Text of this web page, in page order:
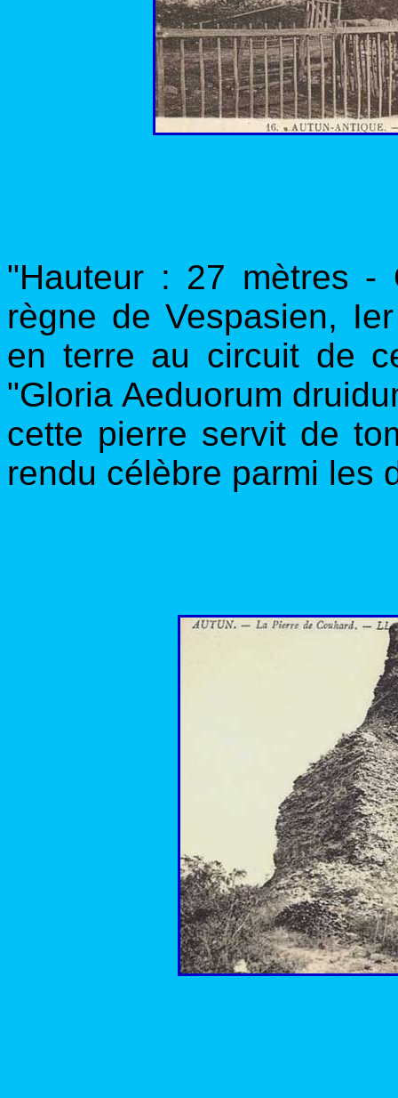
"Hauteur : 27 mètres -
règne de Vespasien,
en terre au circuit de
"Gloria Aeduorum
cette pierre servit de
rendu célèbre parmi les